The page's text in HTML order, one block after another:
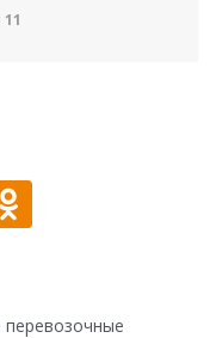
перевозочные